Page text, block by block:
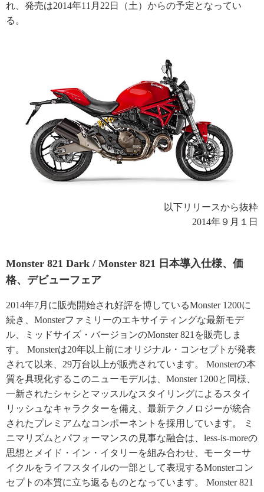
れ、発売は2014年11月22日（土）からの予定となってい
る。
以下リリースから抜粋
2014年９月１日
Monster 821 Dark / Monster 821 日本導入仕様、価
格、デビューフェア
2014年7月に販売開始され好評を博しているMonster 1200に
続き、Monsterファミリーのエキサイティングな最新モデ
ル、ミッドサイズ・バージョンのMonster 821を販売しま
す。 Monsterは20年以上前にオリジナル・コンセプトが発表
されて以来、29万台以上が販売されています。 Monsterの本
質を具現化するこのニューモデルは、Monster 1200と同様、
一新されたシャシとマッスルなスタイリングによるスタイ
リッシュなキャラクターを備え、最新テクノロジーが統合
されたプレミアムなコンポーネントを採用しています。 ミ
ニマリズムとパフォーマンスの見事な融合は、less-is-moreの
思想とメイド・イン・イタリーを組み合わせ、モーターサ
イクルをライフスタイルの一部として表現するMonsterコン
セプトの本質に立ち返るものとなっています。 Monster 821